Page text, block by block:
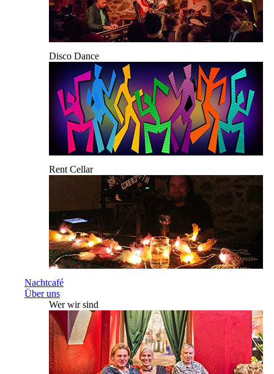
Disco Dance
Rent Cellar
Nachtcafé
Über uns
Wer wir sind